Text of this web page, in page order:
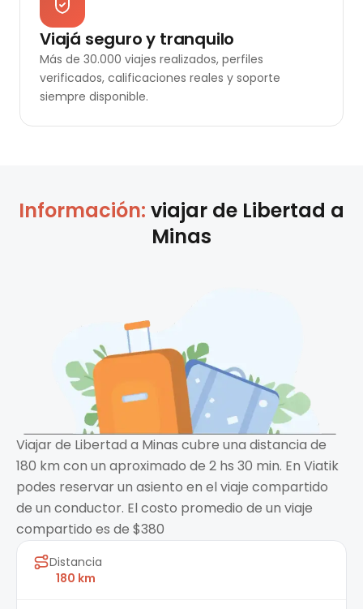
Viajá seguro y tranquilo
Más de 30.000 viajes realizados, perfiles
verificados, calificaciones reales y soporte
siempre disponible.
Información: viajar de Libertad a
Minas
Viajar de Libertad a Minas cubre una distancia de
180 km con un aproximado de 2 hs 30 min. En Viatik
podes reservar un asiento en el viaje compartido
de un conductor. El costo promedio de un viaje
compartido es de $380
Distancia
180 km